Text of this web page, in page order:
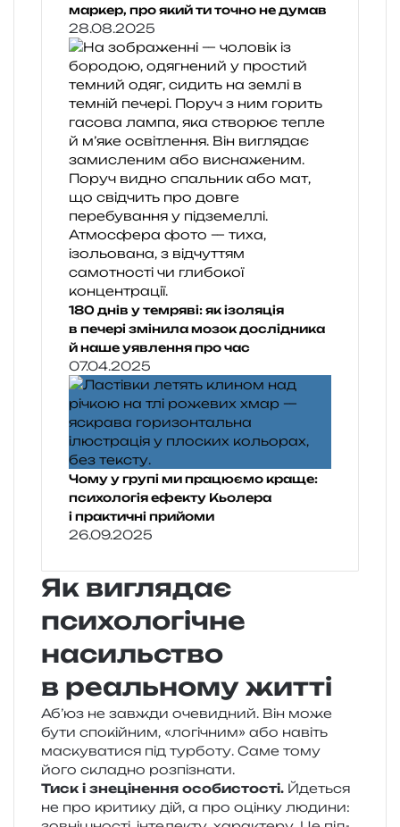
маркер, про який ти точно не думав
28.08.2025
180 днів у темряві: як ізоляція
в печері змінила мозок дослідника
й наше уявлення про час
07.04.2025
Чому у групі ми працюємо краще:
психологія ефекту Кьолера
і практичні прийоми
26.09.2025
Як виглядає
психологічне
насильство
в реальному житті
Аб’юз не зав­жди оче­ви­дний. Він може
бути спо­кій­ним, «логі­чним» або навіть
маску­ва­ти­ся під тур­бо­ту. Саме тому
його скла­дно розпізнати.
Тиск і зне­ці­не­н­ня осо­би­сто­сті. Йдеться
не про кри­ти­ку дій, а про оцін­ку люди­ни: